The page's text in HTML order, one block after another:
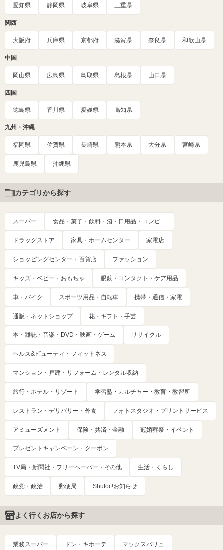
愛知県 静岡県 岐阜県 三重県
関西
大阪府 兵庫県 京都府 滋賀県 奈良県 和歌山県
中国
岡山県 広島県 鳥取県 島根県 山口県
四国
徳島県 香川県 愛媛県 高知県
九州・沖縄
福岡県 佐賀県 長崎県 熊本県 大分県 宮崎県
鹿児島県 沖縄県
カテゴリから探す
スーパー 食品・菓子・飲料・酒・日用品・コンビニ
ドラッグストア 家具・ホームセンター 家電店
ショッピングセンター・百貨店 ファッション
キッズ・ベビー・おもちゃ 眼鏡・コンタクト・ケア用品
車・バイク スポーツ用品・自転車 携帯・通信・家電
通販・ネットショップ 花・ギフト・手芸
本・雑誌・音楽・DVD・映画・ゲーム リサイクル
ヘルス&ビューティ・フィットネス
マンション・戸建・リフォーム・レンタル収納
旅行・ホテル・リゾート 学習塾・カルチャー・教育・教習所
レストラン・デリバリー・外食 フォトスタジオ・プリントサービス
アミューズメント 保険・共済・金融 冠婚葬祭・イベント
プレゼントキャンペーン・クーポン
TV局・新聞社・フリーペーパー・その他 生活・くらし
政党・政治 郵便局 Shufoo!お知らせ
よく行くお店から探す
業務スーパー ドン・キホーテ マックスバリュ